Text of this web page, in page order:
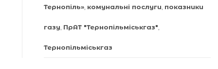
Тернопіль» комунальні послуги показники
газу ПрАТ "Тернопільміськгаз"
Тернопільміськгаз